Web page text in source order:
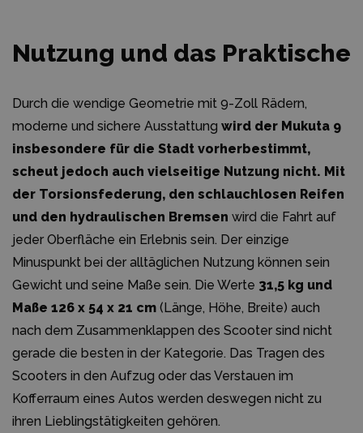
Nutzung und das Praktische
Durch die wendige Geometrie mit 9-Zoll Rädern,
moderne und sichere Ausstattung wird der Mukuta 9
insbesondere für die Stadt vorherbestimmt,
scheut jedoch auch vielseitige Nutzung nicht. Mit
der Torsionsfederung, den schlauchlosen Reifen
und den hydraulischen Bremsen wird die Fahrt auf
jeder Oberfläche ein Erlebnis sein. Der einzige
Minuspunkt bei der alltäglichen Nutzung können sein
Gewicht und seine Maße sein. Die Werte 31,5 kg und
Maße 126 x 54 x 21 cm (Länge, Höhe, Breite) auch
nach dem Zusammenklappen des Scooter sind nicht
gerade die besten in der Kategorie. Das Tragen des
Scooters in den Aufzug oder das Verstauen im
Kofferraum eines Autos werden deswegen nicht zu
ihren Lieblingstätigkeiten gehören.